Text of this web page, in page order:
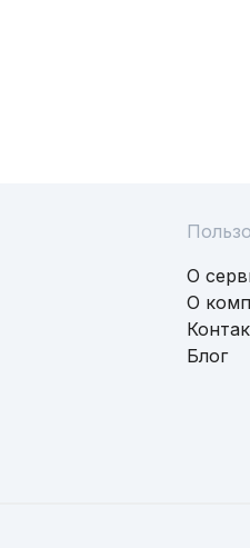
О
О
Блог